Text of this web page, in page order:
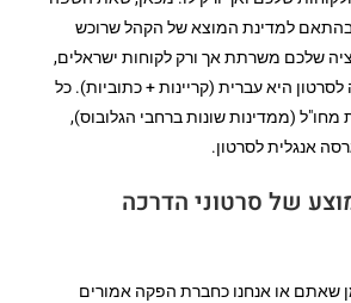
בהתאם למדינת המוצא של הקהל שרוכש
שלכם משרתת אך ורק לקוחות ישראלים,
היא עברית (קריינות + כתוביות). כל
מחו"ל (ממדינות שונות ברחבי הגלובוס),
אנגלית לסרטון.
של סרטוני הדרכה
שאתם או אנחנו כחברת הפקה אמורים